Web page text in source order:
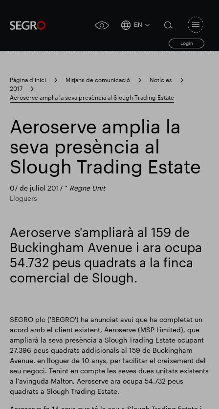
accessibility
EN
Login
search
form
search
Search
for
Cerca popular
Responsable SEGRO
Finca comercial de Slough
Actualització comercial Smart Park
toggle
Pàgina d'inici Mitjans de comunicació
Notícies
2017
Aeroserve amplia la seva presència al Slough Trading Estate
Aeroserve amplia la
seva presència al
Slough Trading Estate
07 de juliol 2017
Regne Unit
Lloguers
Aeroserve s'ampliarà al 159 de
Buckingham Avenue i ara ocupa
54.732 peus quadrats a la finca
comercial de Slough.
SEGRO plc ('SEGRO') ha anunciat avui que ha completat un
acord amb el client existent, Aeroserve (MSP Limited), que
ampliarà la seva presència a Slough Trading Estate ocupant
27.396 peus quadrats addicionals al 159 de Buckingham
Avenue. en lloguer de 10 anys, per facilitar el creixement del
seu negoci. Tenint en compte les seves dues unitats existents
a l'avinguda Malton, Aeroserve ara ocupa 54.732 peus
quadrats a Slough Trading Estate.